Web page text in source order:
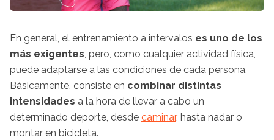
En general, el entrenamiento a intervalos es uno de los
más exigentes, pero, como cualquier actividad física,
puede adaptarse a las condiciones de cada persona.
Básicamente, consiste en combinar distintas
intensidades a la hora de llevar a cabo un
determinado deporte, desde caminar, hasta nadar o
montar en bicicleta.